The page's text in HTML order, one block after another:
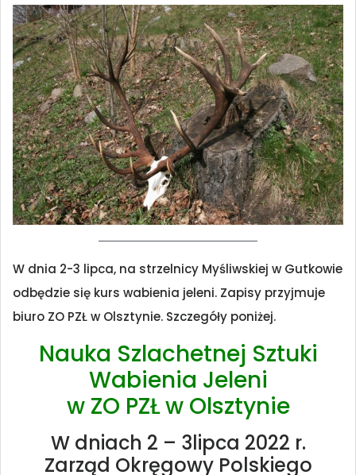
W dnia 2-3 lipca, na strzelnicy Myśliwskiej w Gutkowie
odbędzie się kurs wabienia jeleni. Zapisy przyjmuje
biuro ZO PZŁ w Olsztynie. Szczegóły poniżej.
Nauka Szlachetnej Sztuki
Wabienia Jeleni
w ZO PZŁ w Olsztynie
W dniach 2 – 3lipca 2022 r.
Zarząd Okręgowy Polskiego